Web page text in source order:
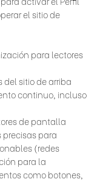
el sitio de
para lectores
sitio de arriba
continuo, incluso
de pantalla
para
(redes
para la
como botones,